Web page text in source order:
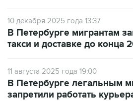
10 декабря 2025 года 13:37
В Петербурге мигрантам
такси и доставке до конца
11 августа 2025 года 19:00
В Петербурге легальным
запретили работать